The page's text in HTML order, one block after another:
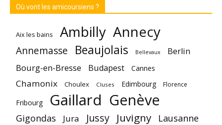
Où vont les amicoursiens ?
Aix les bains Ambilly Annecy
Annemasse Beaujolais Bellevaux Berlin
Bourg-en-Bresse Budapest Cannes
Chamonix Choulex Cluses Edimbourg Florence
Fribourg Gaillard Genève
Gigondas Jura Jussy Juvigny Lausanne